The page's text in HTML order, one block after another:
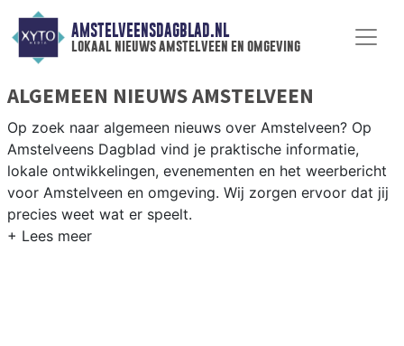
AMSTELVEENSDAGBLAD.NL
lokaal nieuws amstelveen en omgeving
ALGEMEEN NIEUWS AMSTELVEEN
Op zoek naar algemeen nieuws over Amstelveen? Op
Amstelveens Dagblad vind je praktische informatie,
lokale ontwikkelingen, evenementen en het weerbericht
voor Amstelveen en omgeving. Wij zorgen ervoor dat jij
precies weet wat er speelt.